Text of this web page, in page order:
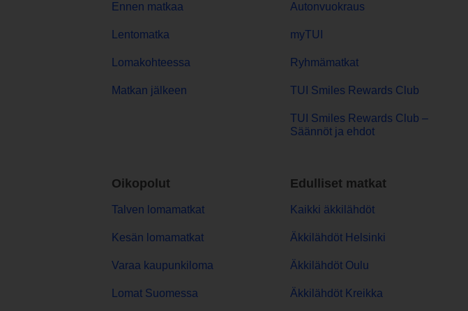
Ennen matkaa
Lentomatka
Lomakohteessa
Matkan jälkeen
Autonvuokraus
myTUI
Ryhmämatkat
TUI Smiles Rewards Club
TUI Smiles Rewards Club –
Säännöt ja ehdot
Oikopolut
Talven lomamatkat
Kesän lomamatkat
Varaa kaupunkiloma
Lomat Suomessa
Edulliset matkat
Kaikki äkkilähdöt
Äkkilähdöt Helsinki
Äkkilähdöt Oulu
Äkkilähdöt Kreikka